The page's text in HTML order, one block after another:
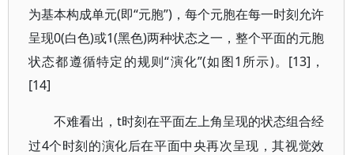
为基本构成单元(即“元胞”)，每个元胞在每一时刻允许
呈现0(白色)或1(黑色)两种状态之一，整个平面的元胞
状态都遵循特定的规则“演化”(如图1所示)。[13]，
[14]
不难看出，t时刻在平面左上角呈现的状态组合经
过4个时刻的演化后在平面中央再次呈现，其视觉效